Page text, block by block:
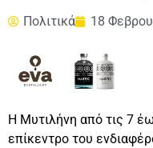
Πολιτικά 18
Η Μυτιλήνη από τις 7
επίκεντρο του